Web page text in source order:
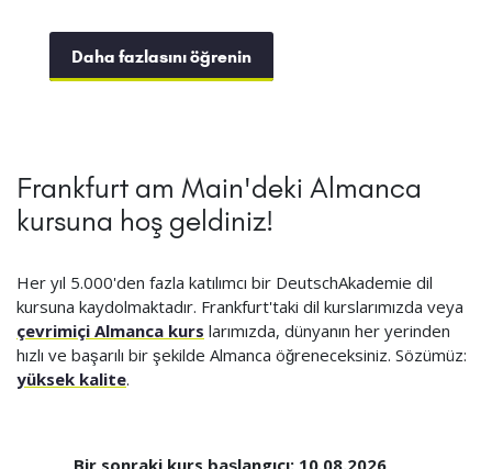
Daha fazlasını öğrenin
Frankfurt am Main'deki Almanca
kursuna hoş geldiniz!
Her yıl 5.000'den fazla katılımcı bir DeutschAkademie dil
kursuna kaydolmaktadır. Frankfurt'taki dil kurslarımızda veya
çevrimiçi Almanca kurs larımızda, dünyanın her yerinden
hızlı ve başarılı bir şekilde Almanca öğreneceksiniz. Sözümüz:
yüksek kalite.